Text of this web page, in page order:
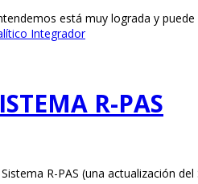
está muy lograda y
Integrador
R-PAS
R-PAS (una actualización